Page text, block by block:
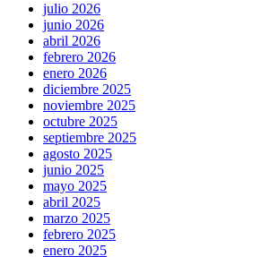
julio 2026
junio 2026
abril 2026
febrero 2026
enero 2026
diciembre 2025
noviembre 2025
octubre 2025
septiembre 2025
agosto 2025
junio 2025
mayo 2025
abril 2025
marzo 2025
febrero 2025
enero 2025